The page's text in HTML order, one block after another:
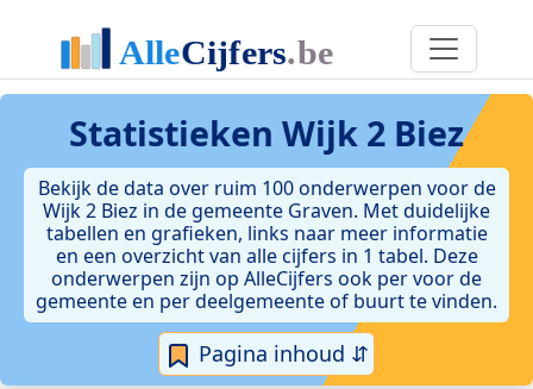
Statistieken Wijk 2 Biez
Bekijk de data over ruim 100 onderwerpen voor de
Wijk 2 Biez in de gemeente Graven. Met duidelijke
tabellen en grafieken, links naar meer informatie
en een overzicht van alle cijfers in 1 tabel. Deze
onderwerpen zijn op AlleCijfers ook per voor de
gemeente en per deelgemeente of buurt te vinden.
Pagina inhoud ⇵